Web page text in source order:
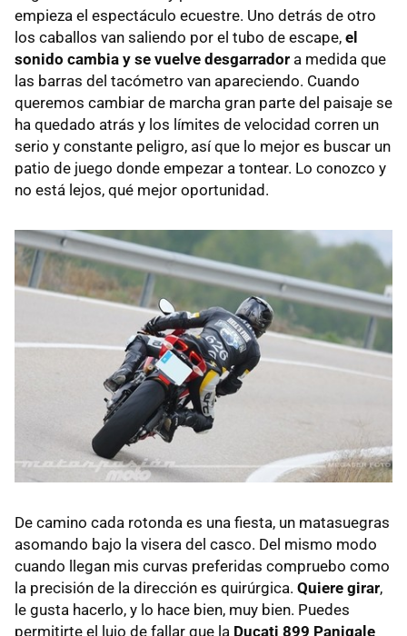
empieza el espectáculo ecuestre. Uno detrás de otro
los caballos van saliendo por el tubo de escape, el
sonido cambia y se vuelve desgarrador a medida que
las barras del tacómetro van apareciendo. Cuando
queremos cambiar de marcha gran parte del paisaje se
ha quedado atrás y los límites de velocidad corren un
serio y constante peligro, así que lo mejor es buscar un
patio de juego donde empezar a tontear. Lo conozco y
no está lejos, qué mejor oportunidad.
De camino cada rotonda es una fiesta, un matasuegras
asomando bajo la visera del casco. Del mismo modo
cuando llegan mis curvas preferidas compruebo como
la precisión de la dirección es quirúrgica. Quiere girar,
le gusta hacerlo, y lo hace bien, muy bien. Puedes
permitirte el lujo de fallar que la Ducati 899 Panigale